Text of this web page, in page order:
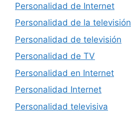
Personalidad de Internet
Personalidad de la televisión
Personalidad de televisión
Personalidad de TV
Personalidad en Internet
Personalidad Internet
Personalidad televisiva